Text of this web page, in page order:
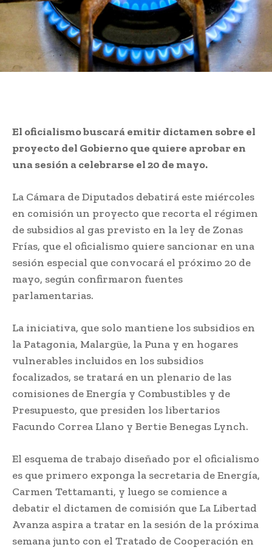
El oficialismo buscará emitir dictamen sobre el
proyecto del Gobierno que quiere aprobar en
una sesión a celebrarse el 20 de mayo.
La Cámara de Diputados debatirá este miércoles
en comisión un proyecto que recorta el régimen
de subsidios al gas previsto en la ley de Zonas
Frías, que el oficialismo quiere sancionar en una
sesión especial que convocará el próximo 20 de
mayo, según confirmaron fuentes
parlamentarias.
La iniciativa, que solo mantiene los subsidios en
la Patagonia, Malargüe, la Puna y en hogares
vulnerables incluidos en los subsidios
focalizados, se tratará en un plenario de las
comisiones de Energía y Combustibles y de
Presupuesto, que presiden los libertarios
Facundo Correa Llano y Bertie Benegas Lynch.
El esquema de trabajo diseñado por el oficialismo
es que primero exponga la secretaria de Energía,
Carmen Tettamanti, y luego se comience a
debatir el dictamen de comisión que La Libertad
Avanza aspira a tratar en la sesión de la próxima
semana junto con el Tratado de Cooperación en